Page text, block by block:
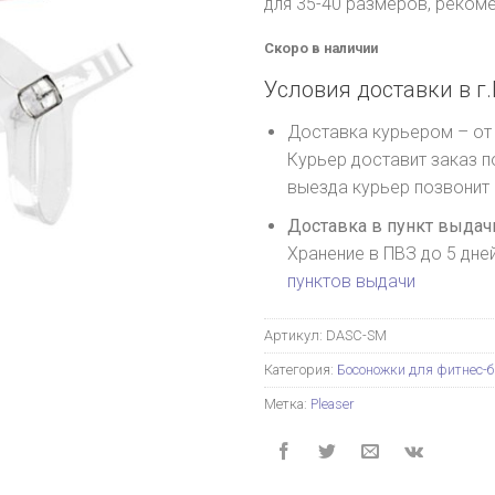
Скоро в наличии
Условия доставки в г.
Доставка курьером –
Курьер доставит заказ
выезда курьер позвонит
Доставка в пункт
Хранение в ПВЗ до 5
пунктов выдачи
Артикул: DASC-SM
Категория: Босоножки для фитнес-
Метка: Pleaser